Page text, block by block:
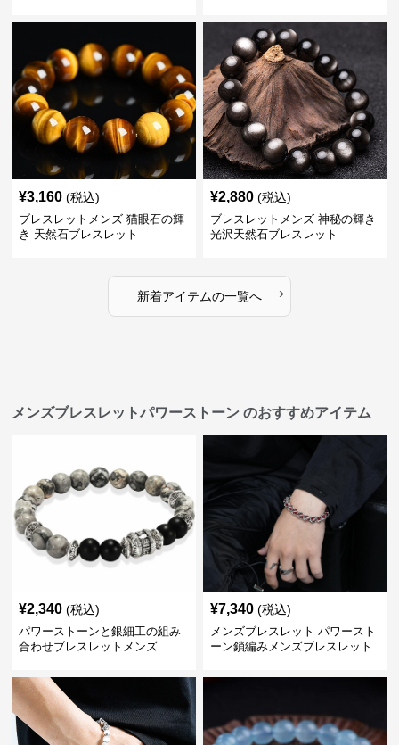
¥3,160 (税込)
ブレスレットメンズ 猫眼石の輝
き 天然石ブレスレット
¥2,880 (税込)
ブレスレットメンズ 神秘の輝き
光沢天然石ブレスレット
新着アイテムの一覧へ ›
メンズブレスレットパワーストーン のおすすめアイテム
¥2,340 (税込)
パワーストーンと銀細工の組み
合わせブレスレットメンズ
¥7,340 (税込)
メンズブレスレット パワースト
ーン鎖編みメンズブレスレット